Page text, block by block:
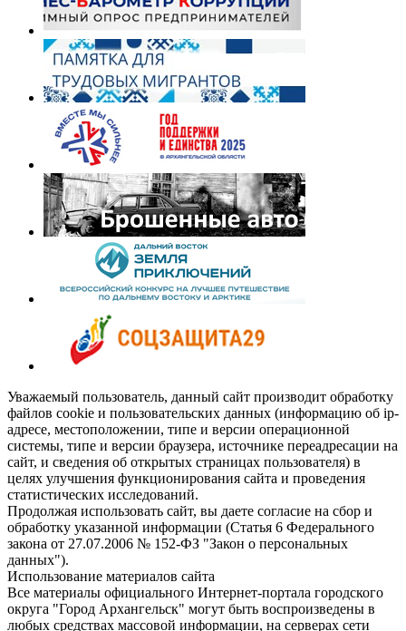
Уважаемый пользователь, данный сайт производит обработку
файлов cookie и пользовательских данных (информацию об ip-
адресе, местоположении, типе и версии операционной
системы, типе и версии браузера, источнике переадресации на
сайт, и сведения об открытых страницах пользователя) в
целях улучшения функционирования сайта и проведения
статистических исследований.
Продолжая использовать сайт, вы даете согласие на сбор и
обработку указанной информации (Статья 6 Федерального
закона от 27.07.2006 № 152-ФЗ "Закон о персональных
данных").
Использование материалов сайта
Все материалы официального Интернет-портала городского
округа "Город Архангельск" могут быть воспроизведены в
любых средствах массовой информации, на серверах сети